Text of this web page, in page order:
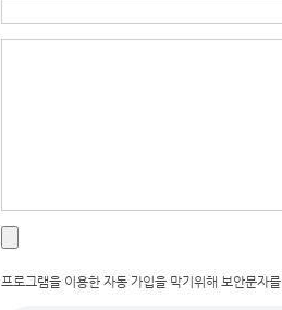
프로그램을 이용한 자동 가입을 막기위해 보안문자